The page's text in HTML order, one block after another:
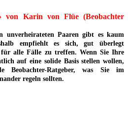
von Karin von Flüe (Beobachter
unverheirateten Paaren gibt es kaum
empfiehlt es sich, gut überlegt
für alle Fälle zu treffen. Wenn Sie Ihre
auf eine solide Basis stellen wollen,
Beobachter-Ratgeber, was Sie im
regeln sollten.